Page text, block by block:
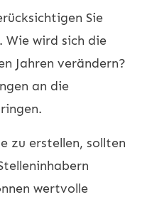
Sie
Wie wird sich die
Jahren verändern?
an die
zu erstellen, sollten
wertvolle